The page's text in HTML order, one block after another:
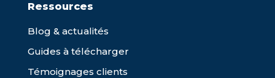
Ressources
Blog & actualités
Guides à télécharger
Témoignages clients